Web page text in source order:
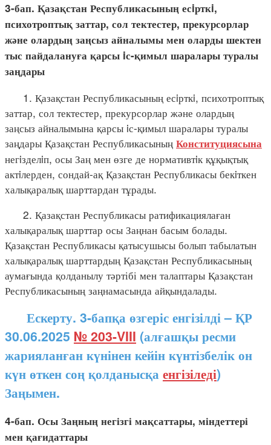
3-бап. Қазақстан Республикасының есiрткi,
психотроптық заттар, сол тектестер, прекурсорлар
және олардың заңсыз айналымы мен оларды шектен
тыс пайдалануға қарсы iс-қимыл шаралары туралы
заңдары
1. Қазақстан Республикасының есiрткi, психотроптық
заттар, сол тектестер, прекурсорлар және олардың
заңсыз айналымына қарсы iс-қимыл шаралары туралы
заңдары Қазақстан Республикасының Конституциясына
негiзделiп, осы Заң мен өзге де нормативтiк құқықтық
актiлерден, сондай-ақ Қазақстан Республикасы бекiткен
халықаралық шарттардан тұрады.
2. Қазақстан Республикасы ратификациялаған
халықаралық шарттар осы Заңнан басым болады.
Қазақстан Республикасы қатысушысы болып табылатын
халықаралық шарттардың Қазақстан Республикасының
аумағында қолданылу тәртібі мен талаптары Қазақстан
Республикасының заңнамасында айқындалады.
Ескерту. 3-бапқа өзгеріс енгізілді – ҚР
30.06.2025 № 203-VIII (алғашқы ресми
жарияланған күнінен кейін күнтізбелік он
күн өткен соң қолданысқа енгізіледі)
Заңымен.
4-бап. Осы Заңның негізгі мақсаттары, міндеттері
мен қағидаттары